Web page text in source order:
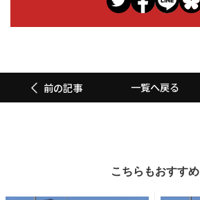
前の記事 一覧へ戻る
こちらもおすすめ